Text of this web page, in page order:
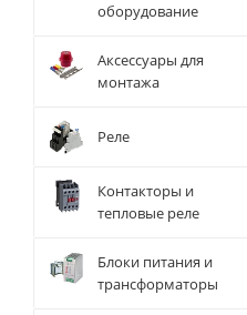
оборудование
Аксессуары для
монтажа
Реле
Контакторы и
тепловые реле
Блоки питания и
трансформаторы